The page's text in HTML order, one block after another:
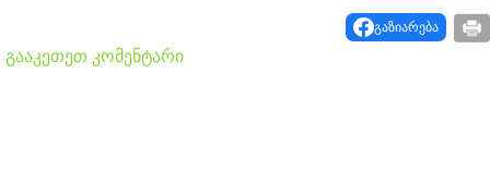
გაზიარება
გააკეთეთ კომენტარი